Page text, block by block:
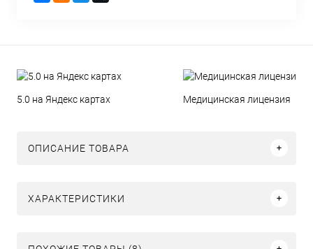
5.0 на Яндекс картах Медицинская лицензия
ОПИСАНИЕ ТОВАРА
ХАРАКТЕРИСТИКИ